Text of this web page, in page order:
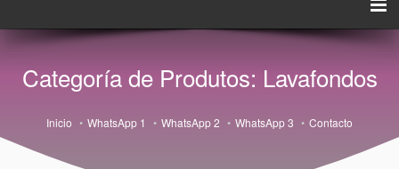
Categoría de Produtos: Lavafondos
Inicio WhatsApp 1 WhatsApp 2 WhatsApp 3 Contacto